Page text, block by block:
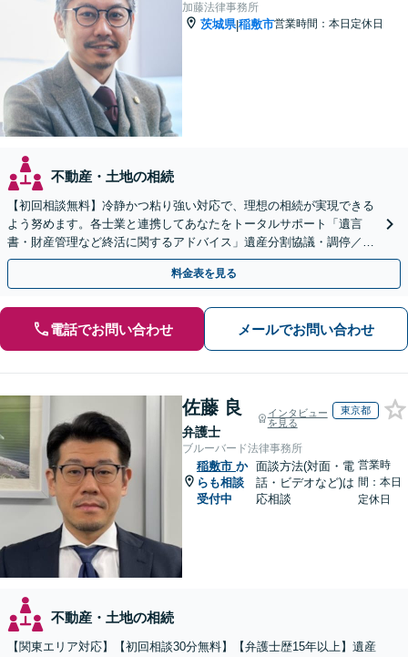
加藤法律事務所
茨城県|稲敷市営業時間：本日定休日
不動産・土地の相続
【初回相談無料】冷静かつ粘り強い対応で、理想の相続が実現できる
よう努めます。各士業と連携してあなたをトータルサポート「遺言
書・財産管理など終活に関するアドバイス」遺産分割協議・調停／不
動産相続／遺言書作成／後見／事業承継【ビデオ面談対応】
料金表を見る
電話でお問い合わせ メールでお問い合わせ
佐藤 良
弁護士
インタビュー
を見る
東京都
ブルーバード法律事務所
稲敷市 か
らも相談
受付中
面談方法(対面・電
話・ビデオなど)は
応相談
営業時
間：本日
定休日
不動産・土地の相続
【関東エリア対応】【初回相談30分無料】【弁護士歴15年以上】遺産